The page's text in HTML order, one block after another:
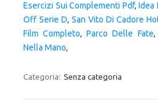
Esercizi Sui Complementi Pdf, Idea
Off Serie D, San Vito Di Cadore
Film Completo,Parco Delle Fate,
Nella Mano,
Categoria: Senza categoria